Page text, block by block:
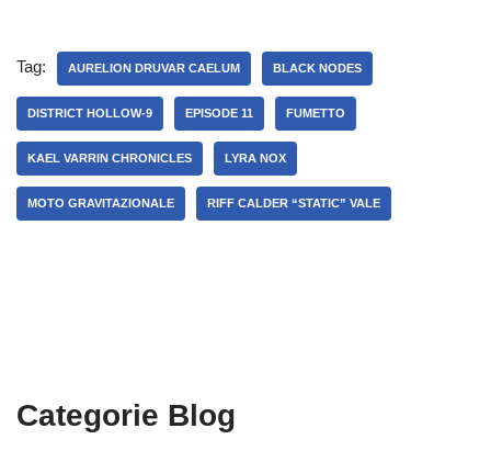
Tag: AURELION DRUVAR CAELUM BLACK NODES
DISTRICT HOLLOW-9 EPISODE 11 FUMETTO
KAEL VARRIN CHRONICLES LYRA NOX
MOTO GRAVITAZIONALE RIFF CALDER “STATIC” VALE
Categorie Blog